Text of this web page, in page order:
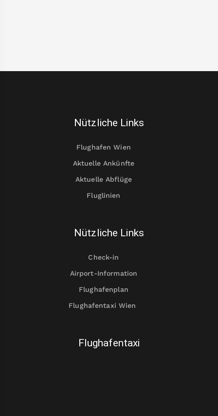
Nützliche Links
Flughafen Wien
Aktuelle Ankünfte
Aktuelle Abflüge
Fluglinien
Nützliche Links
Check-in
Airport-Information
Flughafenplan
Flughafentaxi Wien
Flughafentaxi